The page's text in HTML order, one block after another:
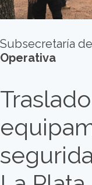
Subsecretaría de
Operativa